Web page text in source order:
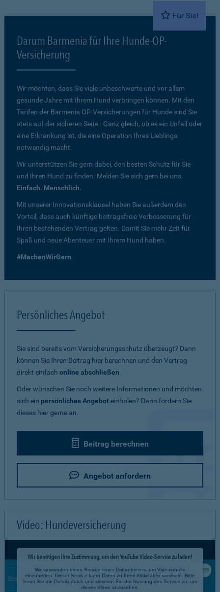
Für Sie!
Darum Barmenia für Ihre Hunde-OP-
Versicherung
Wir möchten, dass Sie viele unbeschwerte und vor allem
gesunde Jahre mit Ihrem Hund verbringen können. Mit den
Tarifen der Barmenia OP-Versicherungen für Hunde sind Sie
stets auf der sicheren Seite - Ganz gleich, ob es ein Unfall oder
eine Erkrankung ist, die eine Operation Ihres Lieblings
notwendig macht.
Wir unterstützen Sie gern dabei, den besten Schutz für Sie
und Ihren Hund zu finden. Melden Sie sich gern bei uns.
Einfach. Menschlich.
Mit unserer Innovationsklausel haben Sie außerdem den
Vorteil, dass auch künftige beitragsfreie Verbesserung für
Ihren bestehenden Vertrag gelten. Damit Sie mehr Zeit für
Spaß und neue Abenteuer mit Ihrem Hund haben.
#MachenWirGern
Persönliches Angebot
Sie sind bereits vom Versicherungsschutz überzeugt? Dann
können Sie Ihren Beitrag hier berechnen und den Vertrag
direkt einfach online abschließen.
Oder wünschen Sie noch weitere Informationen und möchten
sich ein persönliches Angeboteinholen? Dann fordern Sie
dieses hier gerne an.
Beitrag berechnen
Angebot anfordern
Video: Hundeversicherung
Wir benötigen Ihre Zustimmung, um den YouTube Video-Service zu laden!
Wir verwenden einen Service eines Drittanbieters, um Videoinhalte
einzubetten. Dieser Service kann Daten zu Ihren Aktivitäten sammeln. Bitte
lesen Sie die Details durch und stimmen Sie der Nutzung des Service zu, um
dieses Video anzusehen.